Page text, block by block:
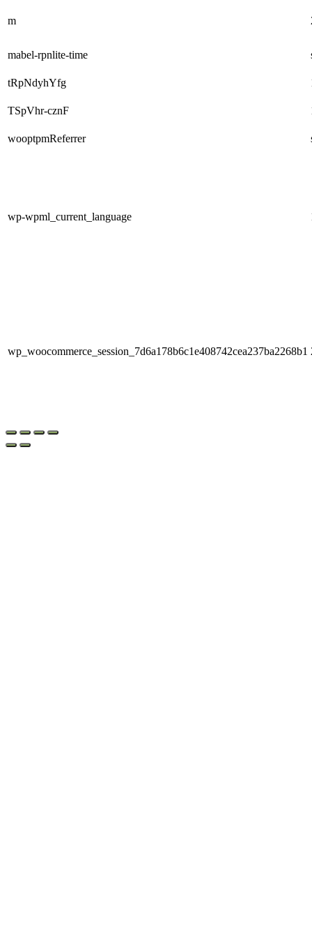
m
mabel-rpnlite-time
tRpNdyhYfg
TSpVhr-cznF
wooptpmReferrer
wp-wpml_current_language
wp_woocommerce_session_7d6a178b6c1e408742cea237ba2268b1